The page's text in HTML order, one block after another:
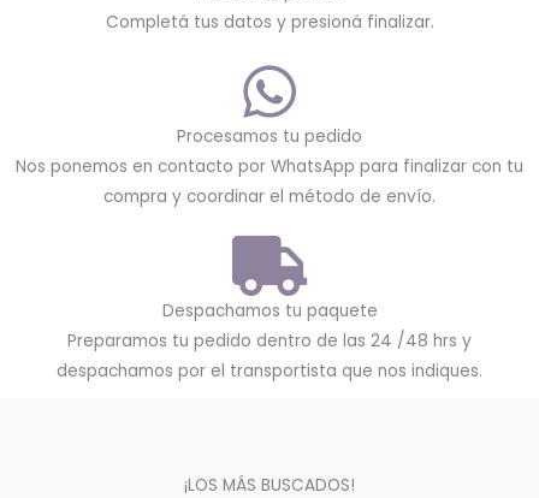
Completá tus datos y presioná finalizar.
Procesamos tu pedido
Nos ponemos en contacto por WhatsApp para finalizar con tu
compra y coordinar el método de envío.
Despachamos tu paquete
Preparamos tu pedido dentro de las 24 /48 hrs y
despachamos por el transportista que nos indiques.
¡LOS MÁS BUSCADOS!